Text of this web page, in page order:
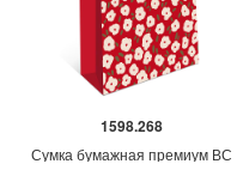
1598.268
Сумка бумажная премиум ВС